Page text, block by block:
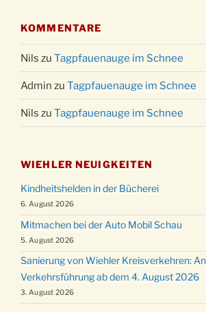
KOMMENTARE
Nils zu Tagpfauenauge im Schnee
Admin zu Tagpfauenauge im Schnee
Nils zu Tagpfauenauge im Schnee
WIEHLER NEUIGKEITEN
Kindheitshelden in der Bücherei
6. August 2026
Mitmachen bei der Auto Mobil Schau
5. August 2026
Sanierung von Wiehler Kreisverkehren:
Verkehrsführung ab dem 4. August 2026
3. August 2026